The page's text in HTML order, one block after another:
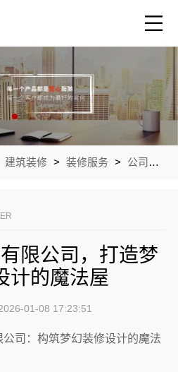
建筑装修 > 装修服务 > 公司新闻
限公司，打造梦
计的魔法屋
01-08 17:23:51
司：构筑梦幻装修设计的魔法